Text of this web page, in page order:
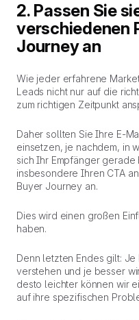
2. Passen Sie
verschiedenen
Journey an
Wie jeder erfahrene
Leads nicht nur auf die
zum richtigen Zeitpunkt
Daher sollten Sie Ihre E-
einsetzen, je nachdem, in
sich Ihr Empfänger gerade
insbesondere Ihren CTA
Buyer Journey an.
Dies wird einen großen
haben.
Denn letzten Endes gilt:
verstehen und je besser
desto leichter können wir
auf ihre spezifischen